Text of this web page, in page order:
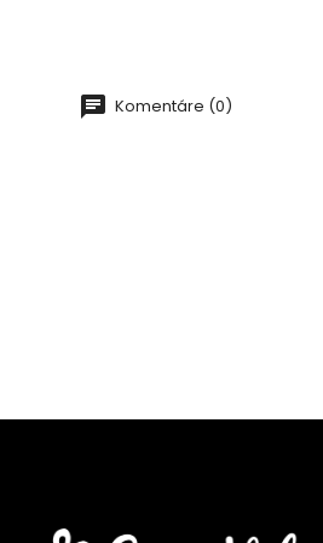
Komentáre (0)